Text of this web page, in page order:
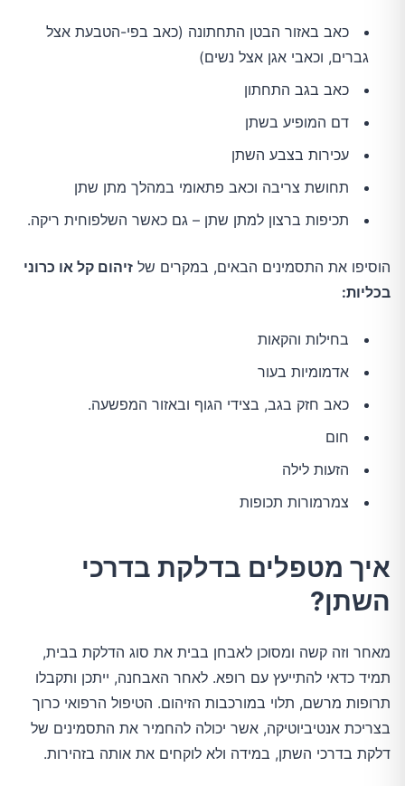
כאב באזור הבטן התחתונה (כאב בפי-הטבעת אצל
גברים, וכאבי אגן אצל נשים)
כאב בגב התחתון
דם המופיע בשתן
עכירות בצבע השתן
תחושת צריבה וכאב פתאומי במהלך מתן שתן
תכיפות ברצון למתן שתן – גם כאשר השלפוחית ריקה.
הוסיפו את התסמינים הבאים, במקרים של זיהום קל או כרוני
בכליות:
בחילות והקאות
אדמומיות בעור
כאב חזק בגב, בצידי הגוף ובאזור המפשעה.
חום
הזעות לילה
צמרמורות תכופות
איך מטפלים בדלקת בדרכי
השתן?
מאחר וזה קשה ומסוכן לאבחן בבית את סוג הדלקת בבית,
תמיד כדאי להתייעץ עם רופא. לאחר האבחנה, ייתכן ותקבלו
תרופות מרשם, תלוי במורכבות הזיהום. הטיפול הרפואי כרוך
בצריכת אנטיביוטיקה, אשר יכולה להחמיר את התסמינים של
דלקת בדרכי השתן, במידה ולא לוקחים את אותה בזהירות.